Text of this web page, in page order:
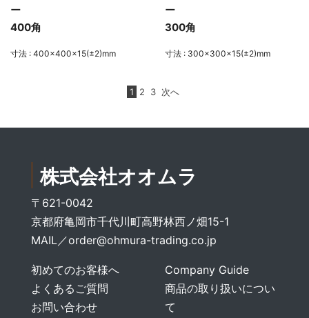
ー
400角
寸法 : 400×400×15(±2)mm
ー
300角
寸法 : 300×300×15(±2)mm
1 2 3 次へ
株式会社オオムラ
〒621-0042
京都府亀岡市千代川町高野林西ノ畑15-1
MAIL／order@ohmura-trading.co.jp
初めてのお客様へ
よくあるご質問
お問い合わせ
Company Guide
商品の取り扱いについ
て